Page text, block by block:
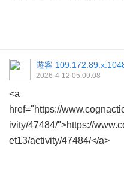
遊客
2026-4-12 05:09:08
<a
href="https://
ivity/47484/">https://
et13/activity/47484/</a>